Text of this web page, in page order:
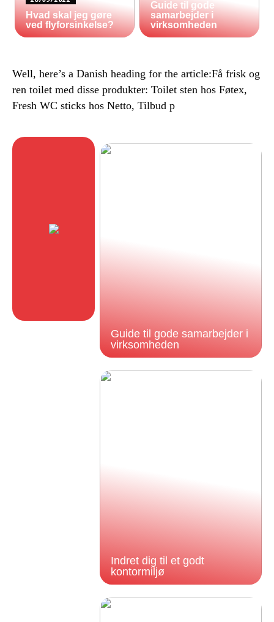
Hvad skal jeg gøre
ved flyforsinkelse?
Guide til gode
samarbejder i
virksomheden
Well, here’s a Danish heading for the article:Få frisk og
ren toilet med disse produkter: Toilet sten hos Føtex,
Fresh WC sticks hos Netto, Tilbud p
Guide til gode samarbejder i
virksomheden
Indret dig til et godt
kontormiljø